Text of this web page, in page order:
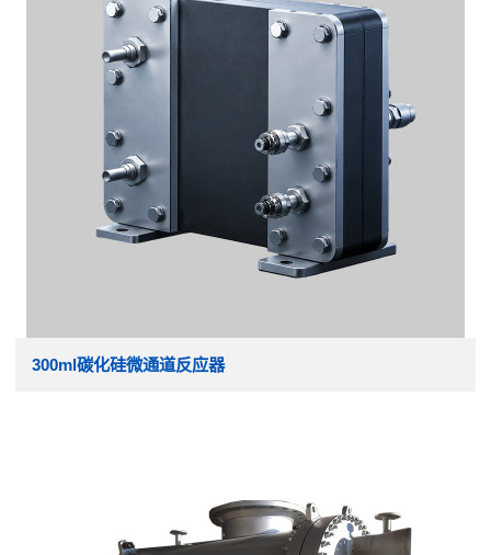
300ml碳化硅微通道反应器